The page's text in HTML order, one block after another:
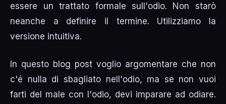
essere un trattato formale sull'odio. Non starò
neanche a definire il termine. Utilizziamo la
versione intuitiva.
In questo blog post voglio argomentare che non
c'é nulla di sbagliato nell'odio, ma se non vuoi
farti del male con l'odio, devi imparare ad odiare.